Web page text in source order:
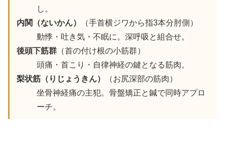
し。
内関（ないかん）
（手首横ジワから指3本分肘側）
動悸・吐き気・不眠に。深呼吸と組合せ。
後頭下筋群 （首の付け根の小筋群）
頭痛・首こり・自律神経の鍵となる筋肉。
梨状筋（りじょうきん）
（お尻深部の筋肉）
坐骨神経痛の主犯。骨盤矯正と鍼で同時アプロ
ーチ。